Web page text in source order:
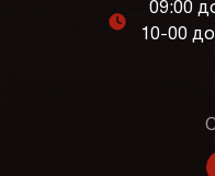
l
09:00
10-00